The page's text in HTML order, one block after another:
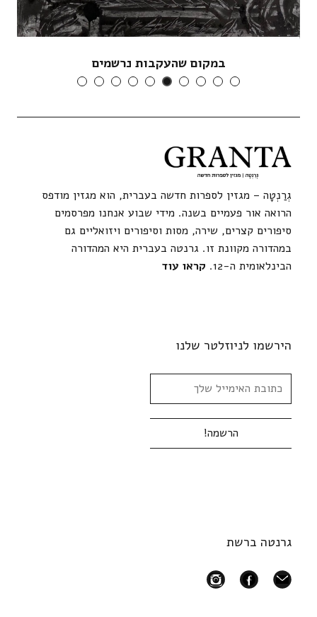
במקום שהעקבות נרשמים
גְרַנְטָה – מגזין לספרות חדשה בעברית, הוא מגזין מודפס
הרואה אור פעמיים בשנה. מידי שבוע אנחנו מפרסמים
סיפורים קצרים, שירה, מסות וסיפורים ויזואליים גם
במהדורה מקוונת זו. גרנטה בעברית היא המהדורה
הבינלאומית ה-12.
קראו עוד
הירשמו לניוזלטר שלנו
גרנטה ברשת
mail
facebook
instagram